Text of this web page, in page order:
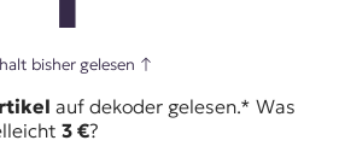
bisher gelesen ↑
auf dekoder gelesen.* Was
3 €?